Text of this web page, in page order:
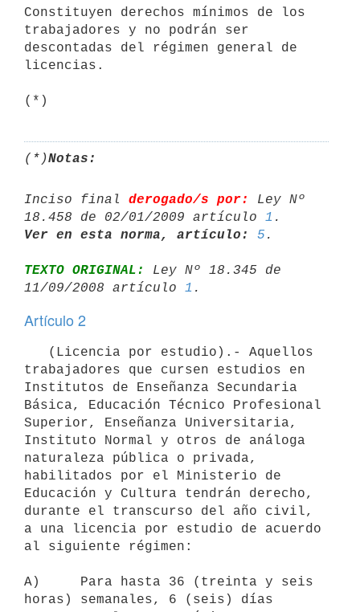
Constituyen derechos mínimos de los
trabajadores y no podrán ser
descontadas del régimen general de
licencias.
(*)
(*)Notas:
Inciso final derogado/s por:
Ley Nº
18.458 de 02/01/2009 artículo 1
Ver en esta norma, artículo:
5
TEXTO ORIGINAL:
Ley Nº 18.345 de
11/09/2008 artículo 1
Artículo 2
trabajadores que cursen estudios en
Institutos de Enseñanza Secundaria
Básica, Educación Técnico Profesional
Superior, Enseñanza Universitaria,
Instituto Normal y otros de análoga
naturaleza pública o privada,
habilitados por el Ministerio de
Educación y Cultura tendrán derecho,
durante el transcurso del año civil,
a una licencia por estudio de acuerdo
al siguiente régimen:
A)     Para hasta 36 (treinta y seis
horas) semanales, 6 (seis) días